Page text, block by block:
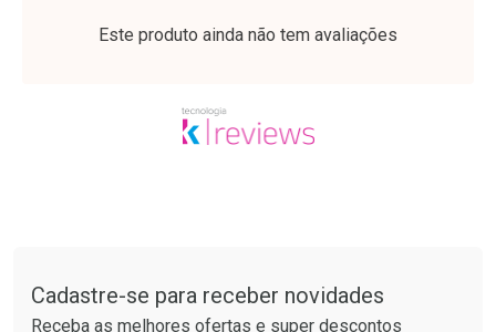
Laboratório
Ativar Desconto
Por Menos Laboratório
Ativar Desconto
Por Menos
Este produto ainda não tem avaliações
Cadastre-se para receber novidades
Receba as melhores ofertas e super descontos